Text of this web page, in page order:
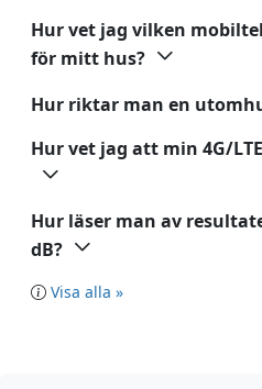
Hur vet jag vilken
för mitt hus?
Hur riktar man en
Hur vet jag att min 4G/
Hur läser man av
dB?
Visa alla »